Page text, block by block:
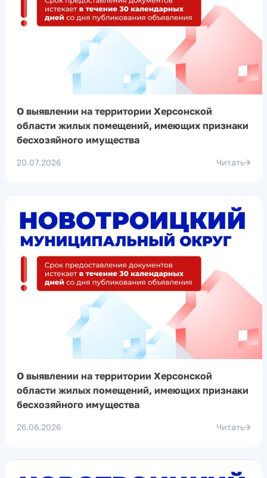
О выявлении на территории Херсонской
области жилых помещений, имеющих признаки
бесхозяйного имущества
20.07.2026 Читать
О выявлении на территории Херсонской
области жилых помещений, имеющих признаки
бесхозяйного имущества
26.06.2026 Читать